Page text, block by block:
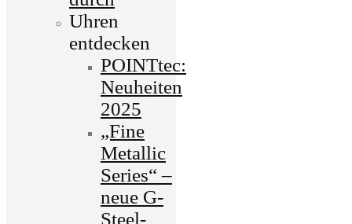
Uhren
entdecken
POINTtec:
Neuheiten
2025
„Fine
Metallic
Series“ –
neue G-
Steel-